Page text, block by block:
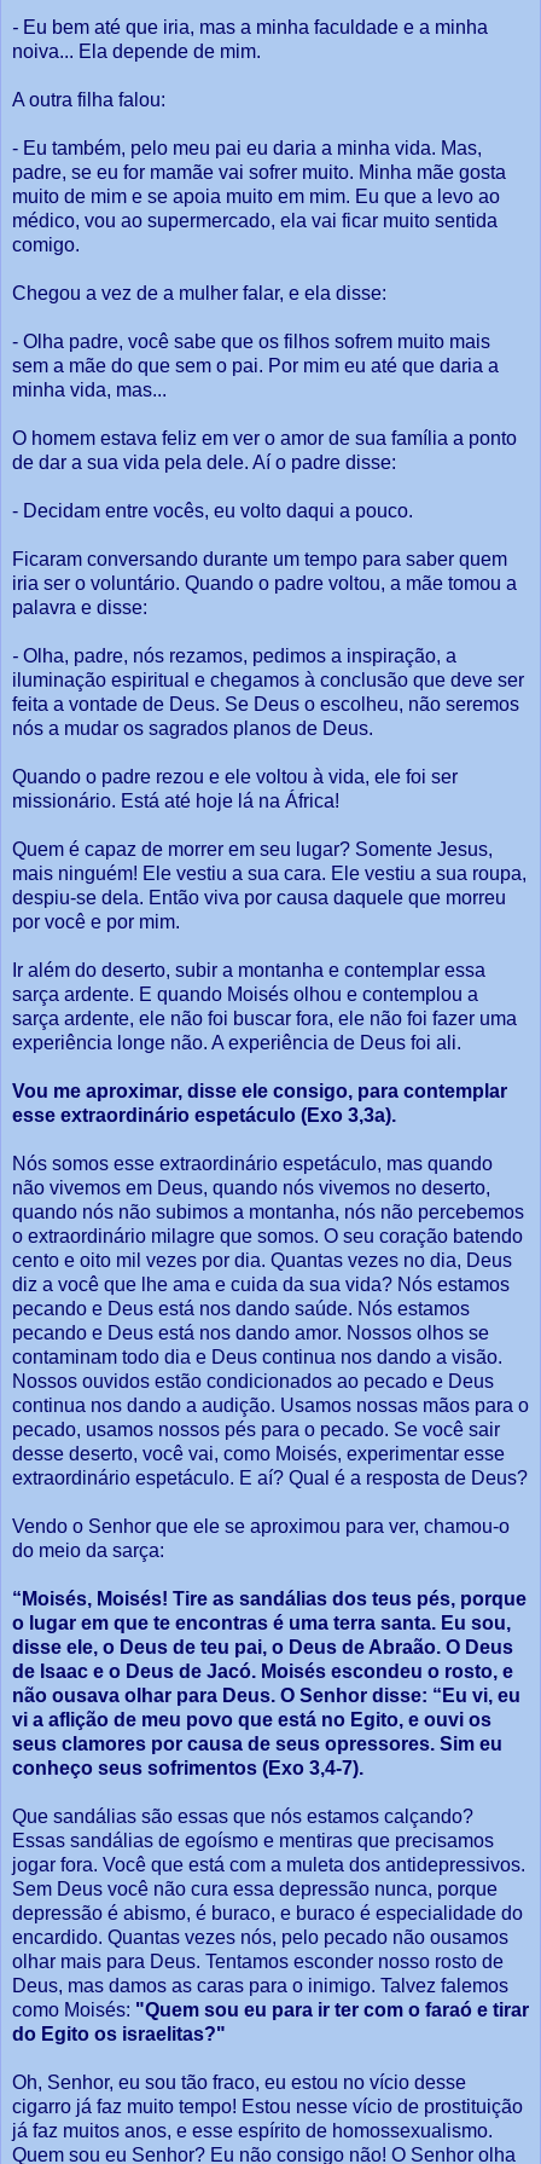
- Eu bem até que iria, mas a minha faculdade e a minha
noiva... Ela depende de mim.
A outra filha falou:
- Eu também, pelo meu pai eu daria a minha vida. Mas,
padre, se eu for mamãe vai sofrer muito. Minha mãe gosta
muito de mim e se apoia muito em mim. Eu que a levo ao
médico, vou ao supermercado, ela vai ficar muito sentida
comigo.
Chegou a vez de a mulher falar, e ela disse:
- Olha padre, você sabe que os filhos sofrem muito mais
sem a mãe do que sem o pai. Por mim eu até que daria a
minha vida, mas...
O homem estava feliz em ver o amor de sua família a ponto
de dar a sua vida pela dele. Aí o padre disse:
- Decidam entre vocês, eu volto daqui a pouco.
Ficaram conversando durante um tempo para saber quem
iria ser o voluntário. Quando o padre voltou, a mãe tomou a
palavra e disse:
- Olha, padre, nós rezamos, pedimos a inspiração, a
iluminação espiritual e chegamos à conclusão que deve ser
feita a vontade de Deus. Se Deus o escolheu, não seremos
nós a mudar os sagrados planos de Deus.
Quando o padre rezou e ele voltou à vida, ele foi ser
missionário. Está até hoje lá na África!
Quem é capaz de morrer em seu lugar? Somente Jesus,
mais ninguém! Ele vestiu a sua cara. Ele vestiu a sua roupa,
despiu-se dela. Então viva por causa daquele que morreu
por você e por mim.
Ir além do deserto, subir a montanha e contemplar essa
sarça ardente. E quando Moisés olhou e contemplou a
sarça ardente, ele não foi buscar fora, ele não foi fazer uma
experiência longe não. A experiência de Deus foi ali.
Vou me aproximar, disse ele consigo, para contemplar
esse extraordinário espetáculo (Exo 3,3a).
Nós somos esse extraordinário espetáculo, mas quando
não vivemos em Deus, quando nós vivemos no deserto,
quando nós não subimos a montanha, nós não percebemos
o extraordinário milagre que somos. O seu coração batendo
cento e oito mil vezes por dia. Quantas vezes no dia, Deus
diz a você que lhe ama e cuida da sua vida? Nós estamos
pecando e Deus está nos dando saúde. Nós estamos
pecando e Deus está nos dando amor. Nossos olhos se
contaminam todo dia e Deus continua nos dando a visão.
Nossos ouvidos estão condicionados ao pecado e Deus
continua nos dando a audição. Usamos nossas mãos para o
pecado, usamos nossos pés para o pecado. Se você sair
desse deserto, você vai, como Moisés, experimentar esse
extraordinário espetáculo. E aí? Qual é a resposta de Deus?
Vendo o Senhor que ele se aproximou para ver, chamou-o
do meio da sarça:
“Moisés, Moisés! Tire as sandálias dos teus pés, porque
o lugar em que te encontras é uma terra santa. Eu sou,
disse ele, o Deus de teu pai, o Deus de Abraão. O Deus
de Isaac e o Deus de Jacó. Moisés escondeu o rosto, e
não ousava olhar para Deus. O Senhor disse: “Eu vi, eu
vi a aflição de meu povo que está no Egito, e ouvi os
seus clamores por causa de seus opressores. Sim eu
conheço seus sofrimentos (Exo 3,4-7).
Que sandálias são essas que nós estamos calçando?
Essas sandálias de egoísmo e mentiras que precisamos
jogar fora. Você que está com a muleta dos antidepressivos.
Sem Deus você não cura essa depressão nunca, porque
depressão é abismo, é buraco, e buraco é especialidade do
encardido. Quantas vezes nós, pelo pecado não ousamos
olhar mais para Deus. Tentamos esconder nosso rosto de
Deus, mas damos as caras para o inimigo. Talvez falemos
como Moisés: "Quem sou eu para ir ter com o faraó e tirar
do Egito os israelitas?"
Oh, Senhor, eu sou tão fraco, eu estou no vício desse
cigarro já faz muito tempo! Estou nesse vício de prostituição
já faz muitos anos, e esse espírito de homossexualismo.
Quem sou eu Senhor? Eu não consigo não! O Senhor olha